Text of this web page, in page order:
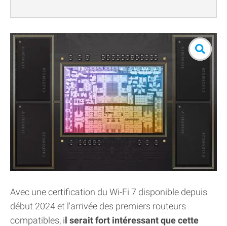
Avec une certification du Wi-Fi 7 disponible depuis
début 2024 et l'arrivée des premiers routeurs
compatibles, il serait fort intéressant que cette